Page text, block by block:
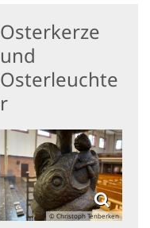
Osterkerze
und
Osterleuchte
r
© Christoph Tenberken